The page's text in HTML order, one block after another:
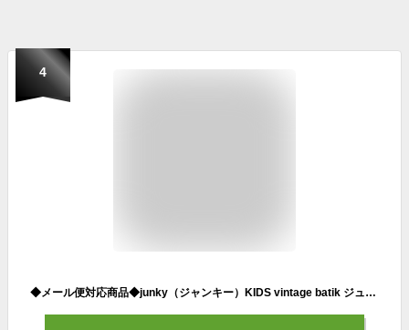
4
◆メール便対応商品◆junky（ジャンキー）KIDS vintage batik ジュニアキャップ（CP25A28）（サッカージャンキー/フットサル/カジュアル/レジャー/帽子/日焼け防止/接触冷感/吸汗速乾/UVカット/Claudio Pandiani/クラウディオ・パンディアーニ/子供用/キッズ）